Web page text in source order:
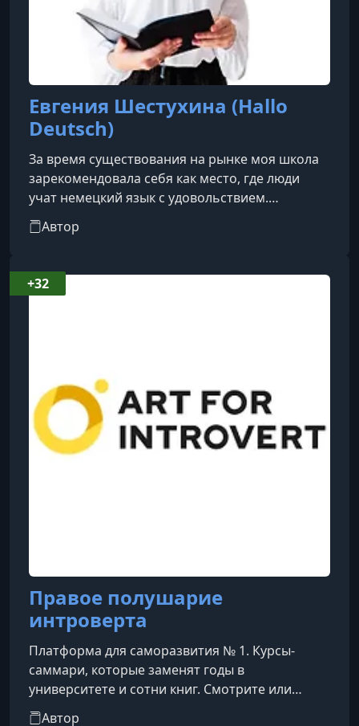
Евгения Шестухина (Hallo
Deutsch)
За время существования на рынке моя школа
зарекомендовала себя как место, где люди
учат немецкий язык с удовольствием.
Проверенная годами и сотнями учеников
комплексная система обучения, доступная
куратора, интерактивная платформа – всё это
и не только содержат наши программы
Автор
Правое полушарие
интроверта
Платформа для саморазвития № 1. Курсы-
саммари, которые заменят годы в
университете и сотни книг. Смотрите или
слушайте фоном. Времени на чтение и
Автор
+32